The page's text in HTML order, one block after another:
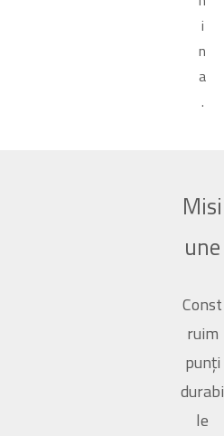
i
n
a
.
Misi
une
Const
ruim
punți
durabi
le